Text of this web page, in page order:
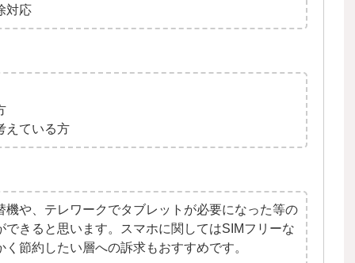
対応
えている方
や、テレワークでタブレットが必要になった等の
きると思います。スマホに関してはSIMフリーな
節約したい層への訴求もおすすめです。